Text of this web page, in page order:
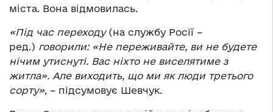
міста. Вона відмовилась.
«Під час переходу(на службу Росії –
ред.) говорили: «Не переживайте, ви не будете
нічим утиснуті. Вас ніхто не виселятиме з
житла». Але виходить, що ми як люди третього
сорту», – підсумовує Шевчук.